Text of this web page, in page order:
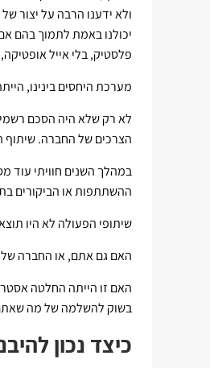
ולא ידענו הרבה על יצור
יכולנו באמת לתמוך בהם
פלסטיק, בלי אייל
מערכת היחסים בינינו,
לא רק שלא היה הסכם
הצרכים של החברה. שיתוף
במהלך השנים חוויתי עוד
ההשתתפות או הביקורים
שיתופי הפעולה לא היו
האם גם אתם, או החברה
האם זו הייתה החלטה
בשוק להשלמה של מה שאתם
כיצד נכון